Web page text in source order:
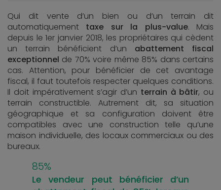
Qui dit vente d’un bien ou d’un terrain dit
automatiquement taxe sur la plus-value. Mais
depuis le 1er janvier 2018, les propriétaires qui cèdent
un terrain bénéficient d’un abattement fiscal
exceptionnel de 70% voire même 85% dans certains
cas. Attention, pour bénéficier de cet avantage
fiscal, il faut toutefois respecter quelques conditions.
Il doit impérativement s’agir d’un terrain à bâtir, ou
terrain constructible. Autrement dit, sa situation
géographique et sa configuration doivent être
compatibles avec une construction telle qu’une
maison individuelle, des locaux commerciaux ou des
bureaux.
85%
Le vendeur peut bénéficier d’un